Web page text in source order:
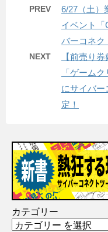
PREV
6/27（土）
イベント「
バーコネク
NEXT
【前売り
「ゲーム
にサイバ
定！
カテゴリー